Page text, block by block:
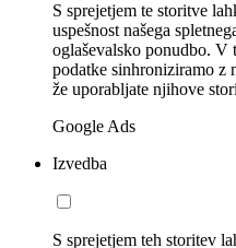
S sprejetjem te storitve
uspešnost našega
oglaševalsko ponudbo. V
podatke sinhroniziramo z
že uporabljate njihove
Google Ads
Izvedba
S sprejetjem teh storitev